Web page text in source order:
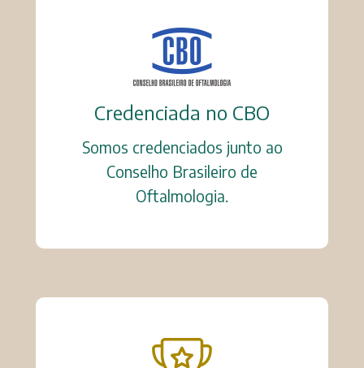
Credenciada no CBO
Somos credenciados junto ao
Conselho Brasileiro de
Oftalmologia.